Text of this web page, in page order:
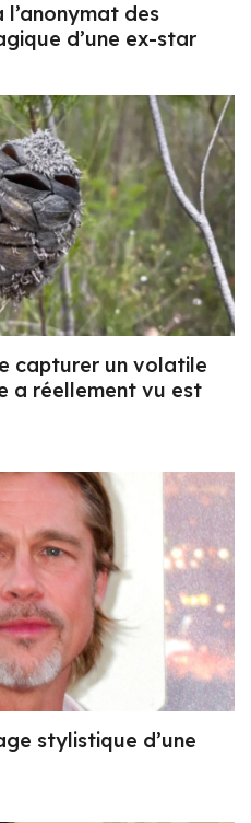
l’anonymat des
d’une ex-star
capturer un volatile
a réellement vu est
stylistique d’une